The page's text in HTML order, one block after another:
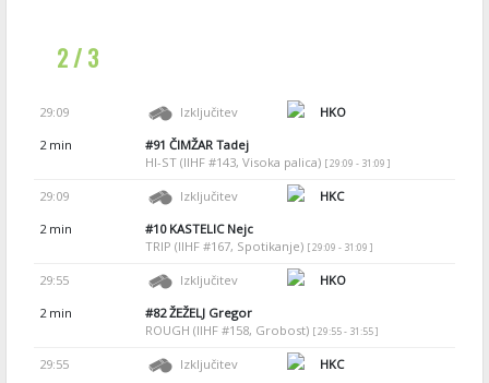
2 / 3
29:09 Izključitev
HKO
2 min
#91 ČIMŽAR Tadej
HI-ST (IIHF #143, Visoka palica) [ 29:09 - 31:09 ]
29:09 Izključitev
HKC
2 min
#10KASTELIC Nejc
TRIP (IIHF #167, Spotikanje) [ 29:09 - 31:09 ]
29:55 Izključitev
HKO
2 min
#82ŽEŽELJ Gregor
ROUGH (IIHF #158, Grobost) [ 29:55 - 31:55 ]
29:55 Izključitev
HKC